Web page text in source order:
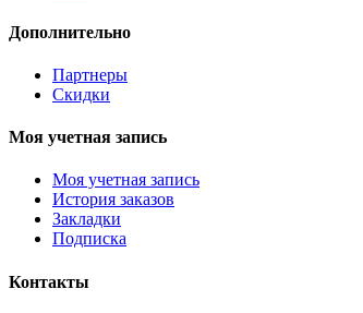
Дополнительно
Партнеры
Скидки
Моя учетная запись
Моя учетная запись
История заказов
Закладки
Подписка
Контакты